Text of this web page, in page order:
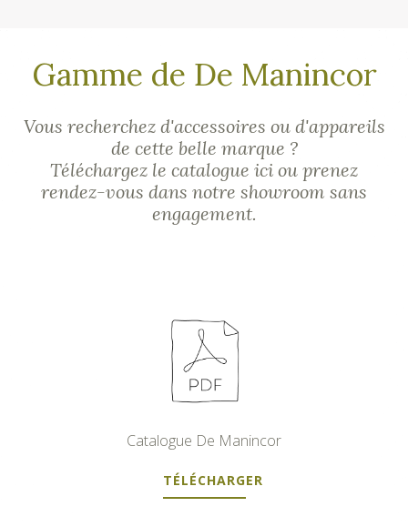
Gamme de De Manincor
Vous recherchez d'accessoires ou d'appareils
de cette belle marque ?
Téléchargez le catalogue ici ou prenez
rendez-vous dans notre showroom sans
engagement.
Catalogue De Manincor
TÉLÉCHARGER